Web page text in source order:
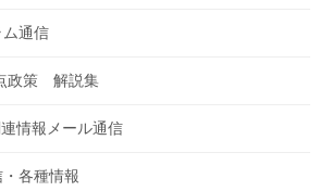
通信
政策 解説集
情報メール通信
各種情報